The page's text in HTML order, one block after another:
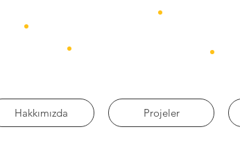
Hakkımızda Projeler